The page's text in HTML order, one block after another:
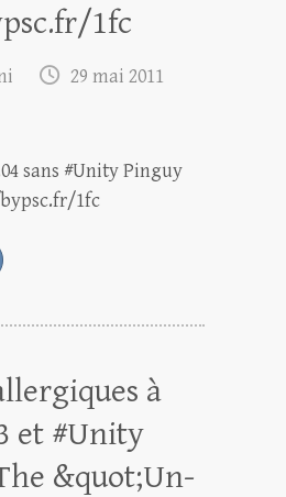
1fc
29 mai 2011
sans #Unity Pinguy
1fc
à
et #Unity
&quot;Un-